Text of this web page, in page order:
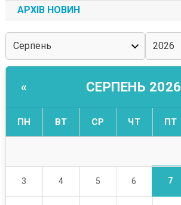
АРХІВ НОВИН
« СЕРПЕНЬ 2026
ПН ВТ СР ЧТ ПТ
3 4 5 6 7